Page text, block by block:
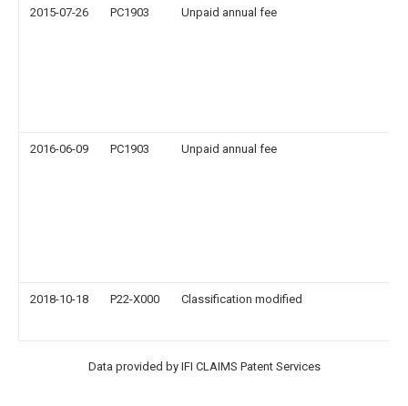
2015-07-26 PC1903 Unpaid annual fee
2016-06-09 PC1903 Unpaid annual fee
2018-10-18 P22-X000 Classification modified
Data provided by IFI CLAIMS Patent Services